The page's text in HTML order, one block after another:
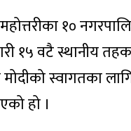
१०
१५ वटै स्थानीय
स्वागतका
हो ।